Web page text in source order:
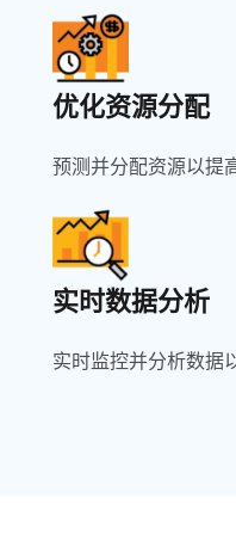
优化资源分配
预测并分配资源以提
实时数据分析
实时监控并分析数据